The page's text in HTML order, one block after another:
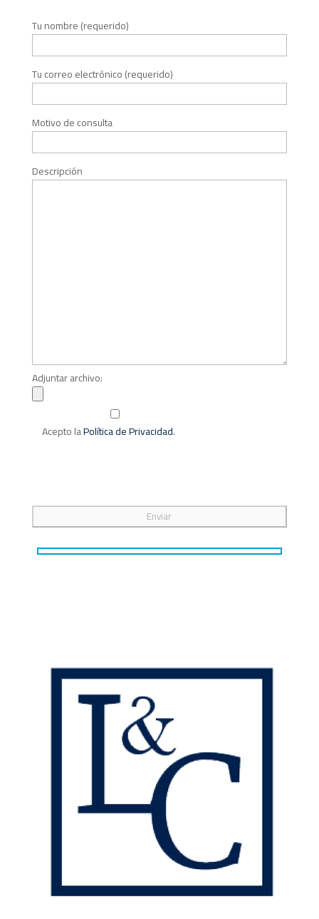
Tu nombre (requerido)
Tu correo electrónico (requerido)
Motivo de consulta
Descripción
Adjuntar archivo:
Acepto laPolítica de Privacidad.